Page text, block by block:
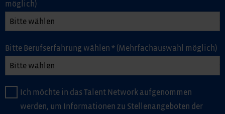
möglich)
Bitte Berufserfahrung wählen * (Mehrfachauswahl möglich)
Ich möchte in das Talent Network aufgenommen
werden, um Informationen zu Stellenangeboten der